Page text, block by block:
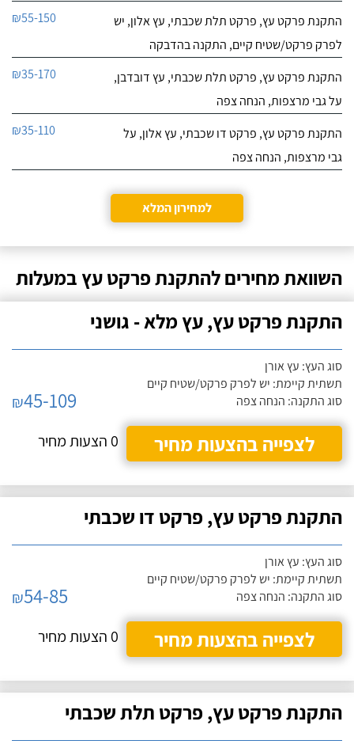
התקנת פרקט עץ, פרקט תלת שכבתי, עץ אלון, יש
לפרק פרקט/שטיח קיים, התקנה בהדבקה
₪55-150
התקנת פרקט עץ, פרקט תלת שכבתי, עץ דובדבן,
על גבי מרצפות, הנחה צפה
₪35-170
התקנת פרקט עץ, פרקט דו שכבתי, עץ אלון, על
גבי מרצפות, הנחה צפה
₪35-110
למחירון המלא
השוואת מחירים להתקנת פרקט עץ במעלות
התקנת פרקט עץ, עץ מלא - גושני
סוג העץ: עץ אורן
תשתית קיימת: יש לפרק פרקט/שטיח קיים
סוג התקנה: הנחה צפה
₪45-109
לצפייה בהצעות מחיר
0 הצעות מחיר
התקנת פרקט עץ, פרקט דו שכבתי
סוג העץ: עץ אורן
תשתית קיימת: יש לפרק פרקט/שטיח קיים
סוג התקנה: הנחה צפה
₪54-85
לצפייה בהצעות מחיר
0 הצעות מחיר
התקנת פרקט עץ, פרקט תלת שכבתי